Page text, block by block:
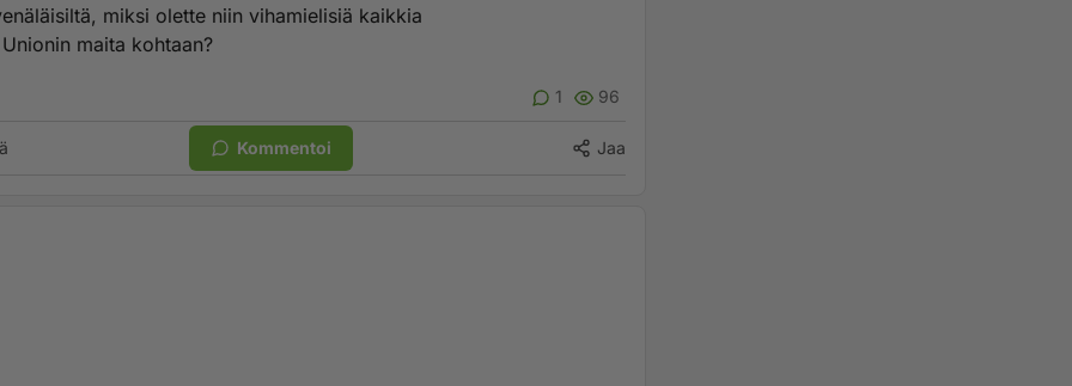
miksi olette niin vihamielisiä kaikkia
maita kohtaan?
1 96
Kommentoi Jaa